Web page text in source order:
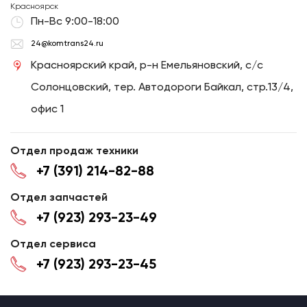
Красноярск
Пн-Вс 9:00-18:00
24@komtrans24.ru
Красноярский край, р-н Емельяновский, с/с
Солонцовский, тер. Автодороги Байкал, стр.13/4,
офис 1
Отдел продаж техники
+7 (391) 214-82-88
Отдел запчастей
+7 (923) 293-23-49
Отдел сервиса
+7 (923) 293-23-45